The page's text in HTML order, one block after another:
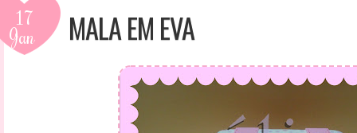
17
Jan MALA EM EVA